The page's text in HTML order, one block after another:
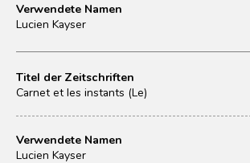
Verwendete Namen
Lucien Kayser
Titel der Zeitschriften
Carnet et les instants (Le)
Verwendete Namen
Lucien Kayser